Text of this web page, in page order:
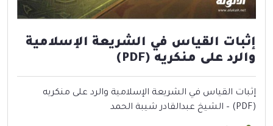
إثبات القياس في الشريعة الإسلامية
والرد على منكريه (PDF)
إثبات القياس في الشريعة الإسلامية والرد على منكريه
(PDF) – الشيخ عبدالقادر شيبة الحمد